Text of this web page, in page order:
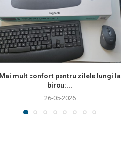
Mai mult confort pentru zilele lungi la
birou:...
26-05-2026